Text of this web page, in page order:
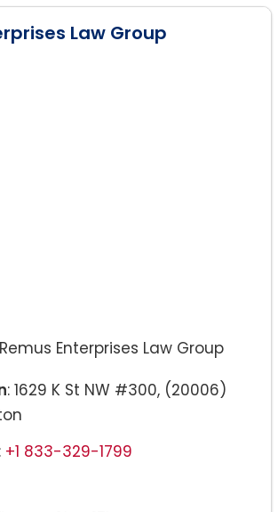
Law Group
Enterprises Law Group
: 1629 K St NW #300, (20006)
: +1 833-329-1799